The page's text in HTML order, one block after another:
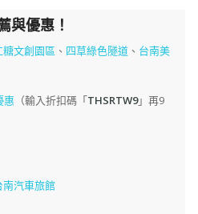
與優惠！
糖文創園區 、 四草綠色隧道、 台南美
惠 （輸入折扣碼「THSRTW9」再9
南汽車旅館